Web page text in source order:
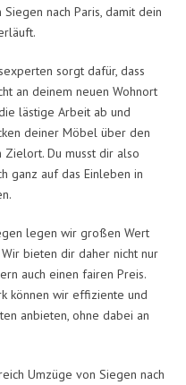
nach Paris, damit dein
sorgt dafür, dass
an deinem neuen Wohnort
lästige Arbeit ab und
deiner Möbel über den
Zielort. Du musst dir also
ganz auf das Einleben in
legen wir großen Wert
bieten dir daher nicht nur
auch einen fairen Preis.
können wir effiziente und
anbieten, ohne dabei an
Umzüge von Siegen nach